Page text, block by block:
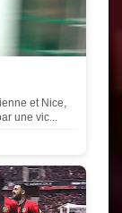
et Nice,
une vic...